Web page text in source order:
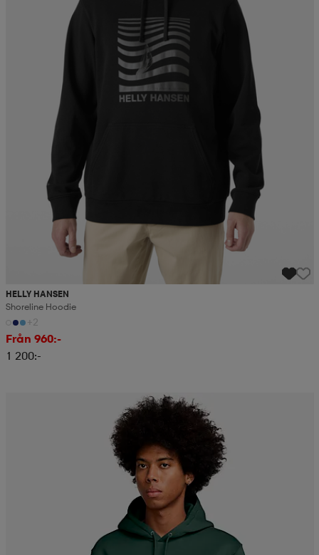
HELLY HANSEN
Shoreline Hoodie
+2
Från 960:-
1 200:-